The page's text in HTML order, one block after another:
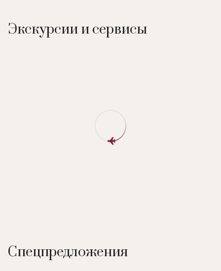
Гости апартаментов Les 2 Chalets могут пользоваться
всеми сервисами отеля Le Strato, включая бесподобный
Chalet Les Pyramides 2-bedroom, апартаменты Chalet Le Roc
Merlet 3-bedroom, апартаменты Chalet Le Chanrossa 3-
bedroom, апартаменты Chalet Le Bel Air 4-bedroom,
Экскурсии и сервисы
Спецпредложения